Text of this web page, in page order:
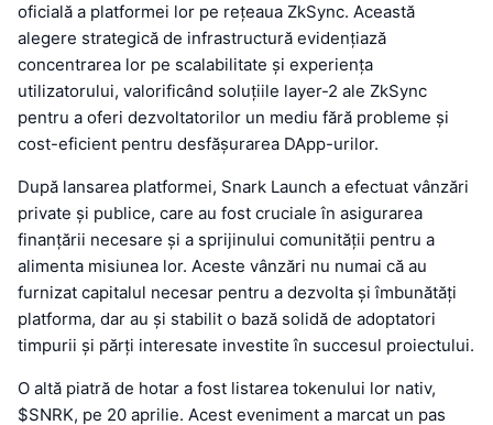
oficială a platformei lor pe rețeaua ZkSync. Această
alegere strategică de infrastructură evidențiază
concentrarea lor pe scalabilitate și experiența
utilizatorului, valorificând soluțiile layer-2 ale ZkSync
pentru a oferi dezvoltatorilor un mediu fără probleme și
cost-eficient pentru desfășurarea DApp-urilor.
După lansarea platformei, Snark Launch a efectuat vânzări
private și publice, care au fost cruciale în asigurarea
finanțării necesare și a sprijinului comunității pentru a
alimenta misiunea lor. Aceste vânzări nu numai că au
furnizat capitalul necesar pentru a dezvolta și îmbunătăți
platforma, dar au și stabilit o bază solidă de adoptatori
timpurii și părți interesate investite în succesul proiectului.
O altă piatră de hotar a fost listarea tokenului lor nativ,
$SNRK, pe 20 aprilie. Acest eveniment a marcat un pas